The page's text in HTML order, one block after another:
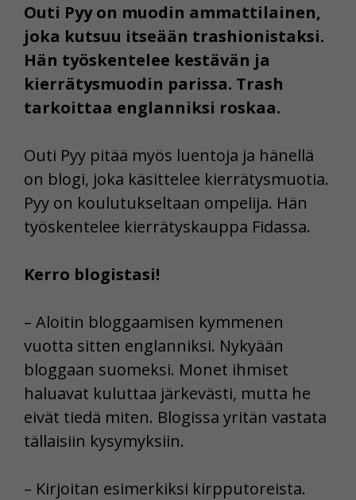
Outi Pyy on muodin ammattilainen,
joka kutsuu itseään trashionistaksi.
Hän työskentelee kestävän ja
kierrätysmuodin parissa. Trash
tarkoittaa englanniksi roskaa.
Outi Pyy pitää myös luentoja ja hänellä
on blogi, joka käsittelee kierrätysmuotia.
Pyy on koulutukseltaan ompelija. Hän
työskentelee kierrätyskauppa Fidassa.
Kerro blogistasi!
– Aloitin bloggaamisen kymmenen
vuotta sitten englanniksi. Nykyään
bloggaan suomeksi. Monet ihmiset
haluavat kuluttaa järkevästi, mutta he
eivät tiedä miten. Blogissa yritän vastata
tällaisiin kysymyksiin.
– Kirjoitan esimerkiksi kirpputoreista.